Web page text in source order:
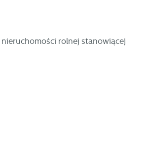
rolnej stanowiącej